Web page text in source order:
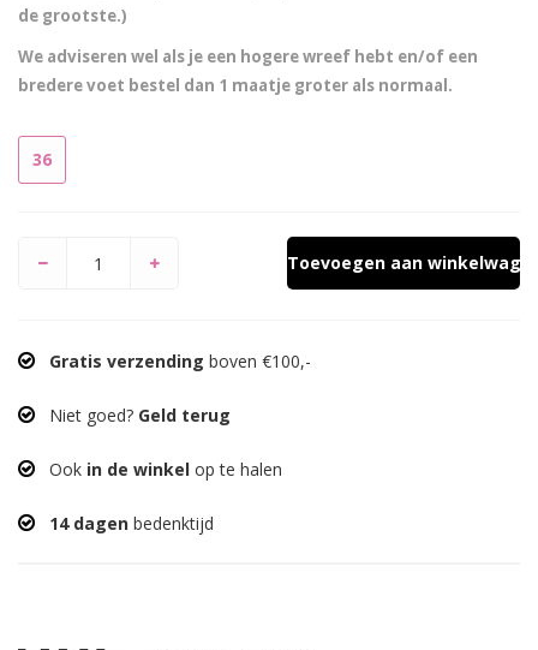
de grootste.)
We adviseren wel als je een hogere wreef hebt en/of een
bredere voet bestel dan 1 maatje groter als normaal.
36
Toevoegen aan
Gratis verzending boven €100,-
Niet goed? Geld terug
Ook in de winkel op te halen
14 dagen bedenktijd